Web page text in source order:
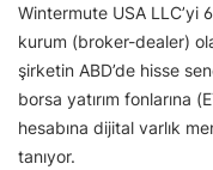
Wintermute USA LLC’yi
kurum (broker-dealer)
şirketin ABD’de hisse
borsa yatırım fonlarına
hesabına dijital varlık
tanıyor.